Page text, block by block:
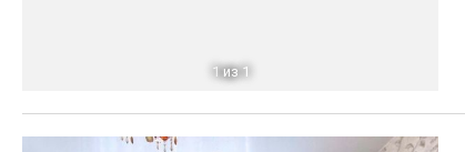
1 из 1